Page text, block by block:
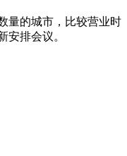
量的城市，比较营业时
安排会议。